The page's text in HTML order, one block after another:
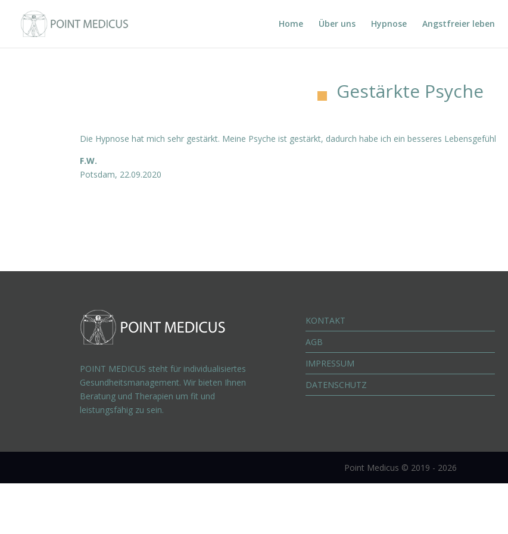
Home Über uns Hypnose Angstfreier leben
Gestärkte Psyche
Die Hypnose hat mich sehr gestärkt. Meine Psyche ist gestärkt, dadurch habe ich ein besseres Lebensgefühl
F.W.
Potsdam, 22.09.2020
POINT MEDICUS steht für individualisiertes
Gesundheitsmanagement. Wir bieten Ihnen
Beratung und Therapien um fit und
leistungsfähig zu sein.
KONTAKT
AGB
IMPRESSUM
DATENSCHUTZ
Point Medicus © 2019 - 2026